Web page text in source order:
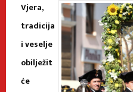
Vjera,
tradicija
i veselje
obilježit
će